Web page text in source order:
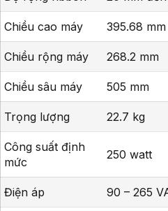
Chiều cao máy 395.68 mm
Chiều rộng máy 268.2 mm
Chiều sâu máy 505 mm
Trọng lượng 22.7 kg
Công suất định
mức
250 watt
Điện áp 90 – 265